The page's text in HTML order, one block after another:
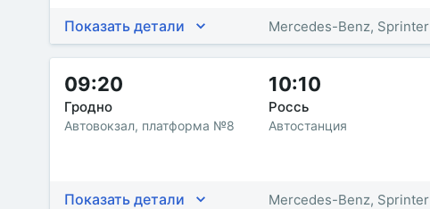
Показать детали Mercedes-Benz, Sprinter
09:20
Гродно
Автовокзал, платформа №8
10:10
Россь
Автостанция
Показать детали Mercedes-Benz, Sprinter